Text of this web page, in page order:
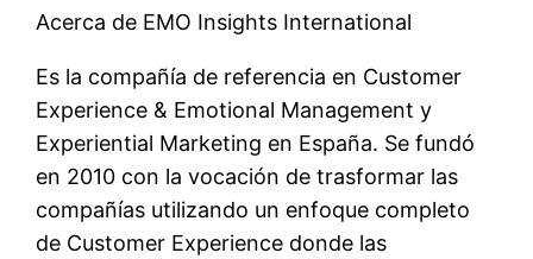
Acerca de EMO Insights International
Es la compañía de referencia en Customer
Experience & Emotional Management y
Experiential Marketing en España. Se fundó
en 2010 con la vocación de trasformar las
compañías utilizando un enfoque completo
de Customer Experience donde las